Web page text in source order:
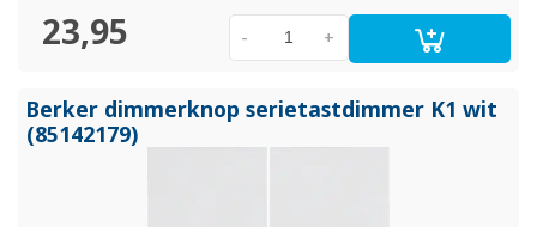
23,95 +
-
Berker dimmerknop serietastdimmer K1 wit
(85142179)